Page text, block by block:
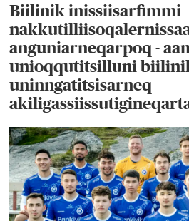
Biilinik inissiisarfimmi
anguniarneqarpoq -
unioqqutitsilluni
uninngatitsisarneq